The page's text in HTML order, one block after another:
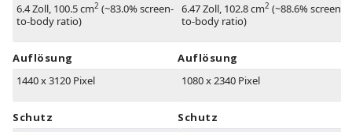
6.4 Zoll, 100.5 cm2 (~83.0% screen-
to-body ratio)
Auflösung
1440 x 3120 Pixel
Schutz
6.47 Zoll, 102.8 cm2 (~88.6% screen-
to-body ratio)
Auflösung
1080 x 2340 Pixel
Schutz